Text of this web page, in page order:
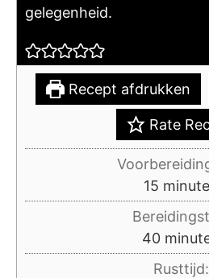
gelegenheid.
Recept afdrukken
Rate
15
40
Rusttijd: